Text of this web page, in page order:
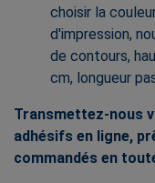
choisir la
d'impression,
de contours,
cm, longueur
Transmettez-nous
adhésifs en ligne,
commandés en